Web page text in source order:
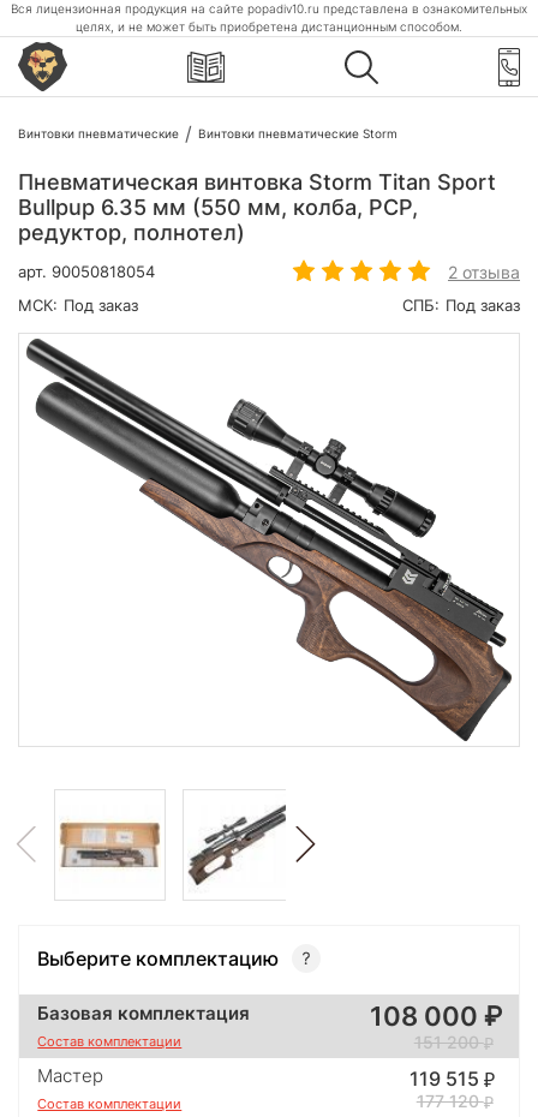
Вся лицензионная продукция на сайте popadiv10.ru представлена в ознакомительных
целях, и не может быть приобретена дистанционным способом.
Винтовки пневматические Винтовки пневматические Storm
Пневматическая винтовка Storm Titan Sport
Bullpup 6.35 мм (550 мм, колба, РСР,
редуктор, полнотел)
арт. 90050818054 2 отзыва
МСК: Под заказ СПБ: Под заказ
Выберите комплектацию
Базовая комплектация
Состав комплектации
108 000
151 200
Мастер
Состав комплектации
119 515
177 120